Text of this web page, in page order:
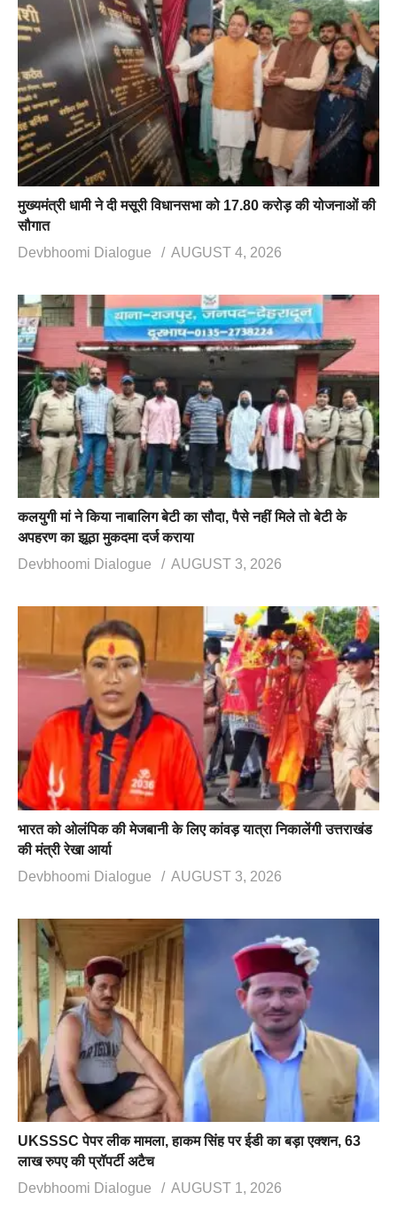
मुख्यमंत्री धामी ने दी मसूरी विधानसभा को 17.80 करोड़ की योजनाओं की
सौगात
Devbhoomi Dialogue
AUGUST 4, 2026
कलयुगी मां ने किया नाबालिग बेटी का सौदा, पैसे नहीं मिले तो बेटी के
अपहरण का झूठा मुकदमा दर्ज कराया
Devbhoomi Dialogue
AUGUST 3, 2026
भारत को ओलंपिक की मेजबानी के लिए कांवड़ यात्रा निकालेंगी उत्तराखंड
की मंत्री रेखा आर्या
Devbhoomi Dialogue
AUGUST 3, 2026
UKSSSC पेपर लीक मामला, हाकम सिंह पर ईडी का बड़ा एक्शन, 63
लाख रुपए की प्रॉपर्टी अटैच
Devbhoomi Dialogue
AUGUST 1, 2026